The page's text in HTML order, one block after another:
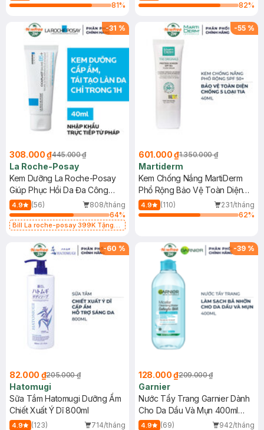
81%
82%
-31 %
308.000 ₫445.000 ₫
La Roche-Posay
Kem Dưỡng La Roche-Posay
Giúp Phục Hồi Da Đa Công
Dụng 40ml
4.9 (56)
808/tháng
64%
Bill La roche-posay 399K Tặng
(SL có hạn)
-55 %
601.000 ₫1.350.000 ₫
Martiderm
Kem Chống Nắng MartiDerm
Phổ Rộng Bảo Vệ Toàn Diện
40ml
4.9 (110)
231/tháng
62%
-60 %
82.000 ₫205.000 ₫
Hatomugi
Sữa Tắm Hatomugi Dưỡng Ẩm
Chiết Xuất Ý Dĩ 800ml
4.9 (123)
714/tháng
-39 %
128.000 ₫209.000 ₫
Garnier
Nước Tẩy Trang Garnier Dành
Cho Da Dầu Và Mụn 400ml
(Mới)
4.9 (69)
942/tháng